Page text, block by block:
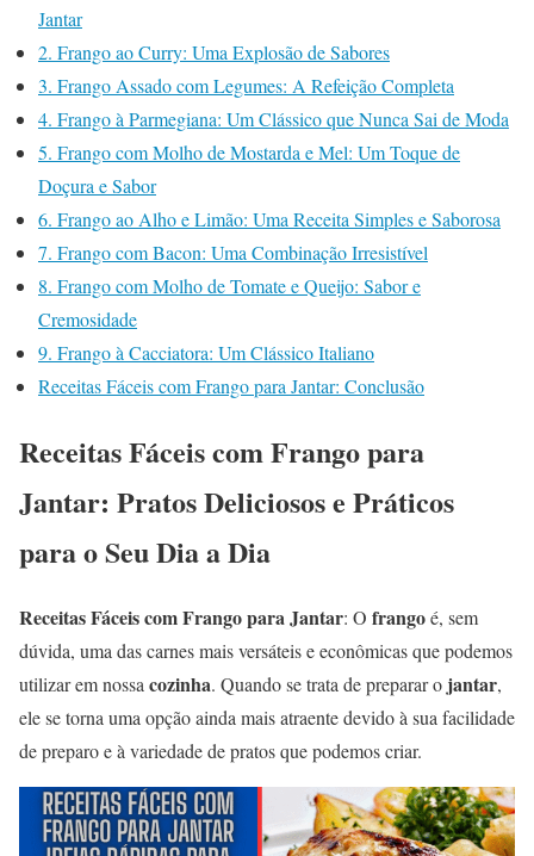
Jantar
2. Frango ao Curry: Uma Explosão de Sabores
3. Frango Assado com Legumes: A Refeição Completa
4. Frango à Parmegiana: Um Clássico que Nunca Sai de Moda
5. Frango com Molho de Mostarda e Mel: Um Toque de
Doçura e Sabor
6. Frango ao Alho e Limão: Uma Receita Simples e Saborosa
7. Frango com Bacon: Uma Combinação Irresistível
8. Frango com Molho de Tomate e Queijo: Sabor e
Cremosidade
9. Frango à Cacciatora: Um Clássico Italiano
Receitas Fáceis com Frango para Jantar: Conclusão
Receitas Fáceis com Frango para
Jantar: Pratos Deliciosos e Práticos
para o Seu Dia a Dia
Receitas Fáceis com Frango para Jantar: O frangoé, sem
dúvida, uma das carnes mais versáteis e econômicas que podemos
utilizar em nossa cozinha. Quando se trata de preparar o jantar,
ele se torna uma opção ainda mais atraente devido à sua facilidade
de preparo e à variedade de pratos que podemos criar.